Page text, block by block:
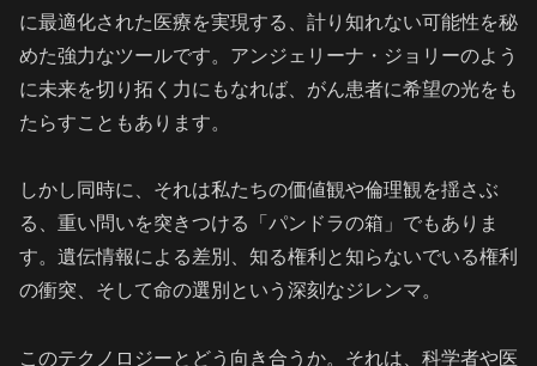
に最適化された医療を実現する、計り知れない可能性を秘
めた強力なツールです。アンジェリーナ・ジョリーのよう
に未来を切り拓く力にもなれば、がん患者に希望の光をも
たらすこともあります。
しかし同時に、それは私たちの価値観や倫理観を揺さぶ
る、重い問いを突きつける「パンドラの箱」でもありま
す。遺伝情報による差別、知る権利と知らないでいる権利
の衝突、そして命の選別という深刻なジレンマ。
このテクノロジーとどう向き合うか。それは、科学者や医